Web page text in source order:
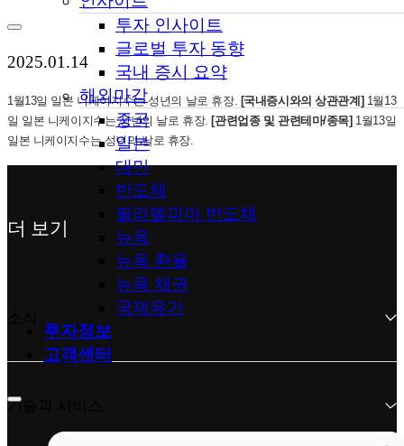
투자 인사이트
글로벌 투자 동향
국내 증시 요약
해외마감
중국
일본
대만
반도체
필라델피아 반도체
뉴욕
뉴욕 환율
뉴욕 채권
국제유가
투자정보
고객센터
2025.01.14
1월13일 일본 니케이지수는 성년의 날로 휴장. [국내증시와의 상관관계] 1월13
일 일본 니케이지수는 성년의 날로 휴장. [관련업종 및 관련테마/종목] 1월13일
일본 니케이지수는 성년의 날로 휴장.
더 보기
기술과 서비스